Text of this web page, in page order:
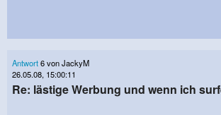
Antwort6 von JackyM
26.05.08, 15:00:11
Re: lästige Werbung und wenn ich